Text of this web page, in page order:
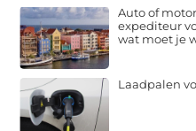
Auto of
expediteur
wat moet je
Laadpalen